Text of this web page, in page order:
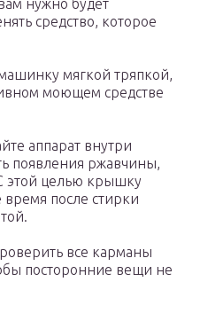
нужно будет
средство, которое
мягкой тряпкой,
моющем средстве
аппарат внутри
появления ржавчины,
этой целью крышку
после стирки
все карманы
посторонние вещи не